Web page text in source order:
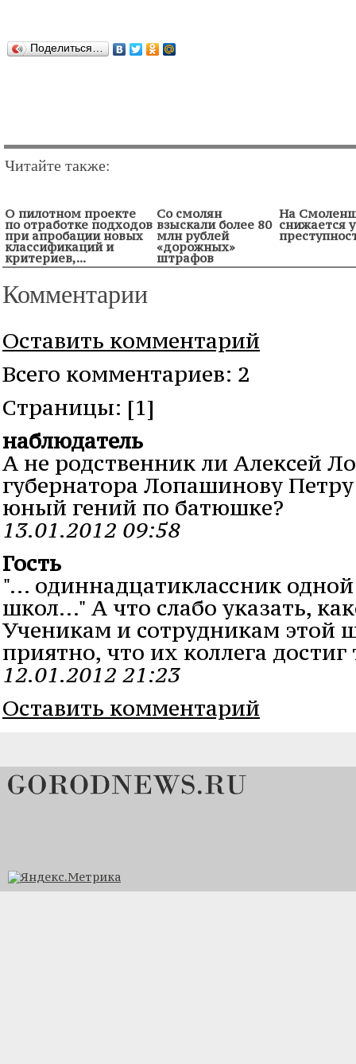
Поделиться…
Читайте также:
О пилотном проекте
по отработке подходов
при апробации новых
классификаций и
критериев,...
Со смолян
взыскали более 80
млн рублей
«дорожных»
штрафов
На
снижается
Комментарии
Оставить комментарий
Всего комментариев: 2
Cтраницы: [1]
наблюдатель
А не родственник ли Алексей
губернатора Лопашинову
юный гений по батюшке?
13.01.2012 09:58
Гость
"... одиннадцатиклассник
школ..." А что слабо указать,
Ученикам и сотрудникам этой
приятно, что их коллега
12.01.2012 21:23
Оставить комментарий